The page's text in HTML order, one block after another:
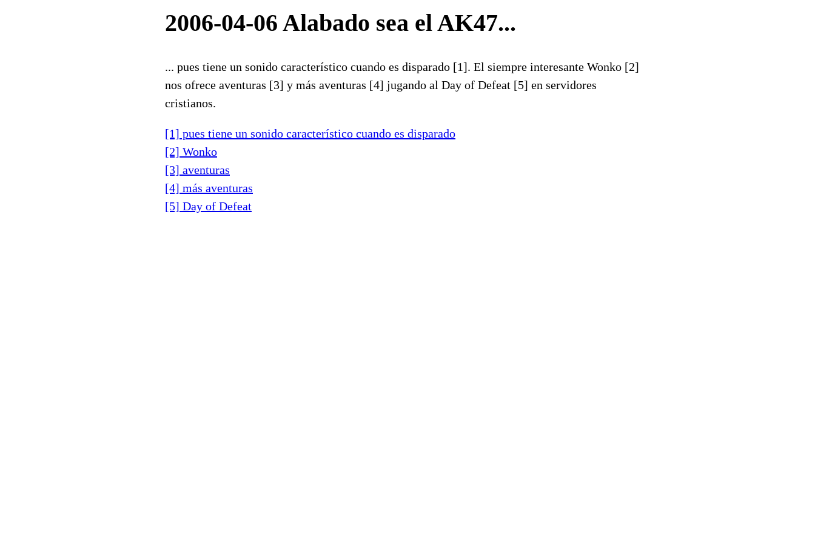
2006-04-06 Alabado sea el AK47...
... pues tiene un sonido característico cuando es disparado [1]. El siempre interesante Wonko [2]
nos ofrece aventuras [3] y más aventuras [4] jugando al Day of Defeat [5] en servidores
cristianos.
[1] pues tiene un sonido característico cuando es disparado
[2] Wonko
[3] aventuras
[4] más aventuras
[5] Day of Defeat